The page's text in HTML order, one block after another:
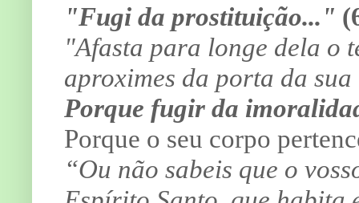
"Fugi da prostituição..."
"Afasta para longe dela o
aproximes da porta da
Porque fugir da
Porque o seu corpo
“Ou não sabeis que o